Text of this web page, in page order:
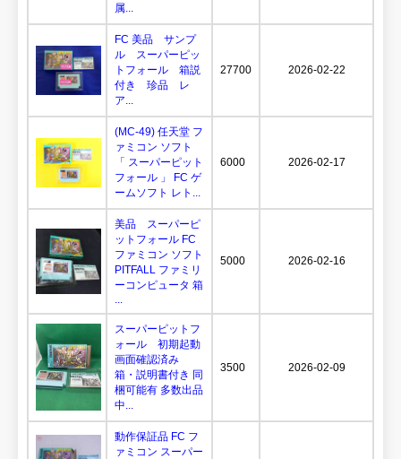
属...
FC 美品 サンプ
ル スーパーピッ
トフォール 箱説
付き 珍品 レ
ア...
27700 2026-02-22
(MC-49) 任天堂 フ
ァミコン ソフト
「 スーパーピット
フォール 」 FC ゲ
ームソフト レト...
6000 2026-02-17
美品 スーパーピ
ットフォール FC
ファミコン ソフト
PITFALL ファミリ
ーコンピュータ 箱
...
5000 2026-02-16
スーパーピットフ
ォール 初期起動
画面確認済み
箱・説明書付き 同
梱可能有 多数出品
中...
3500 2026-02-09
動作保証品 FC フ
ァミコン スーパー